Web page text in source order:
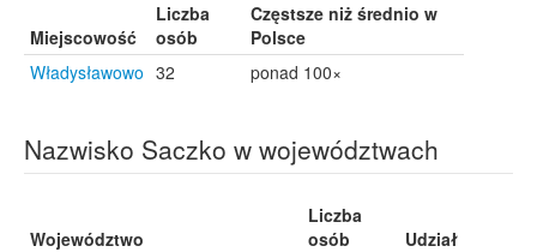
Chrzanów
5
Łosice
5
Nowosady
5
Białogard
4
4
Chorzów
4
Miejscowość
Liczba
osób
Częstsze niż średnio w
Polsce
Władysławowo 32 ponad 100×
Nazwisko Saczko w województwach
Województwo
Liczba
osób
Udział